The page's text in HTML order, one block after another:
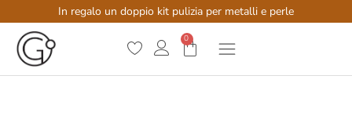
In regalo un doppio kit pulizia per metalli e perle
0